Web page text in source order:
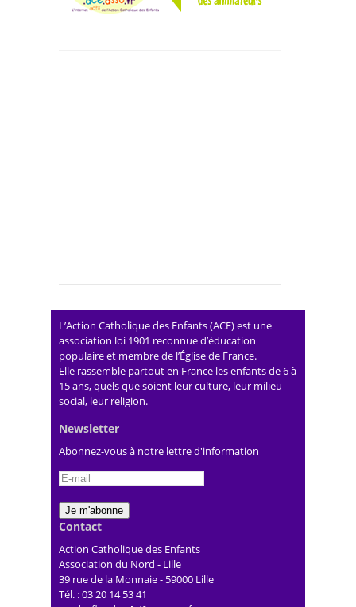
L’Action Catholique des Enfants (ACE) est une
association loi 1901 reconnue d’éducation
populaire et membre de l’Église de France.
Elle rassemble partout en France les enfants de 6 à
15 ans, quels que soient leur culture, leur milieu
social, leur religion.
Newsletter
Abonnez-vous à notre lettre d'information
Contact
Action Catholique des Enfants
Association du Nord - Lille
39 rue de la Monnaie - 59000 Lille
Tél. : 03 20 14 53 41